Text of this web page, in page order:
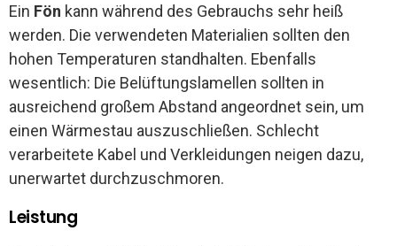
Ein Fön kann während des Gebrauchs sehr heiß
werden. Die verwendeten Materialien sollten den
hohen Temperaturen standhalten. Ebenfalls
wesentlich: Die Belüftungslamellen sollten in
ausreichend großem Abstand angeordnet sein, um
einen Wärmestau auszuschließen. Schlecht
verarbeitete Kabel und Verkleidungen neigen dazu,
unerwartet durchzuschmoren.
Leistung